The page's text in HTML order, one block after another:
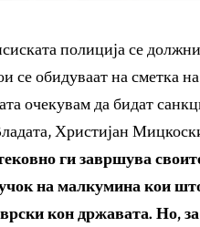
полиција се должни
се обидуваат на сметка
очекувам да бидат
Христијан
ги завршува
на малкумина кои
кон државата. Но,